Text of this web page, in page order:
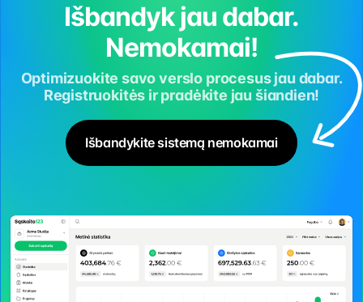
Išbandyk jau dabar.
Nemokamai!
Optimizuokite savo verslo procesus jau dabar.
Registruokitės ir pradėkite jau šiandien!
Išbandykite sistemą nemokamai